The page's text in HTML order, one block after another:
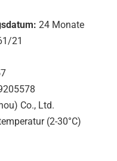
24 Monate
21
Co., Ltd.
(2-30°C)